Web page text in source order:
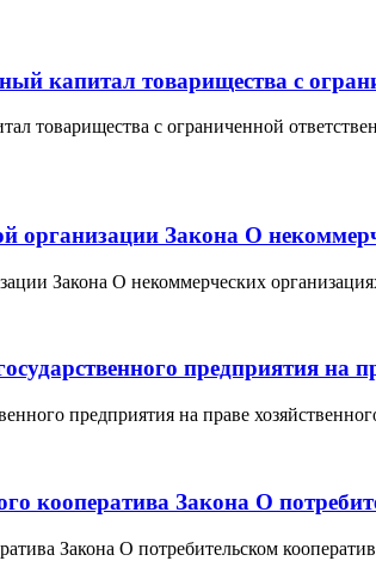
капитал товарищества с
товарищества с ограниченной
организации Закона О
Закона О некоммерческих
предприятия на
предприятия на праве
кооператива Закона О
Закона О потребительском